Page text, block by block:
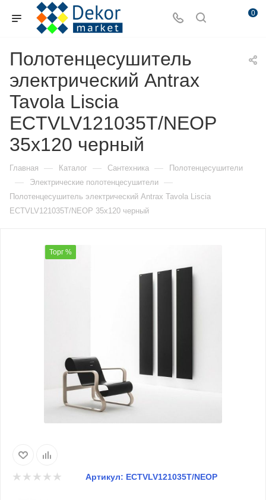
0
Полотенцесушитель
электрический Antrax
Tavola Liscia
ECTVLV121035T/NEOP
35х120 черный
Главная — Каталог — Сантехника — Полотенцесушители
— Электрические полотенцесушители —
Полотенцесушитель электрический Antrax Tavola Liscia
ECTVLV121035T/NEOP 35х120 черный
Торг %
Артикул: ECTVLV121035T/NEOP